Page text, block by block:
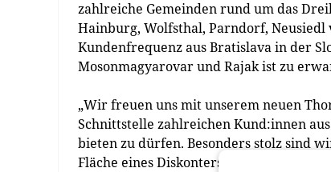
zahlreiche Gemeinden rund um das
Hainburg, Wolfsthal, Parndorf,
Kundenfrequenz aus Bratislava in der
Mosonmagyarovar und Rajak ist zu
„Wir freuen uns mit unserem neuen
Schnittstelle zahlreichen Kund:innen
bieten zu dürfen. Besonders stolz sind
Fläche eines Diskonters. Hier können